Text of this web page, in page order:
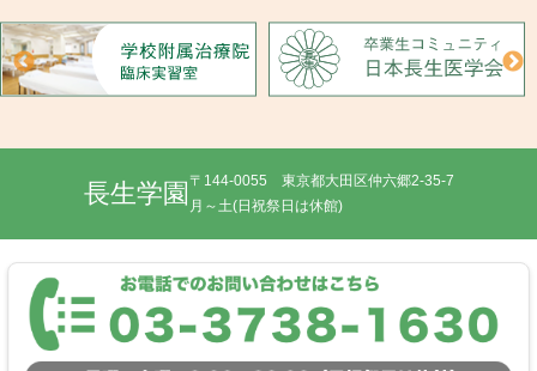
長生学園 〒144-0055 東京都大田区仲六郷2-35-7
月～土(日祝祭日は休館)